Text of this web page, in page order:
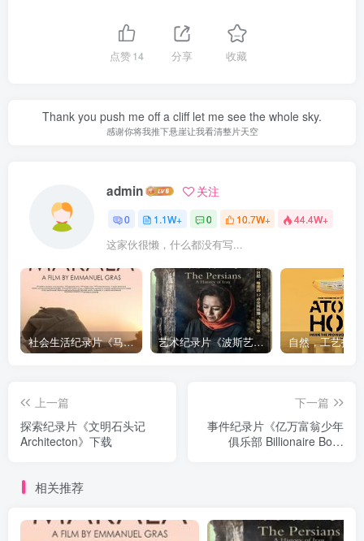
点赞14 分享 收藏
Thank you push me off a cliff let me see the whole sky.
感谢你将我推下悬崖让我看清整片天空
admin 关注
0 1.1W+ 0 10.7W+ 44.4W+
这家伙很懒，什么都没有写...
社会生活纪录片《马加拉 Makala》下载 艺术纪录片《波斯艺术 Art of Persia》下载
上一篇
探索纪录片《文明石头记
Architecton》下载
下一篇
事件纪录片《亿万富翁少年
俱乐部 Billionaire Boys
相关推荐